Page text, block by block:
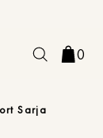
0
Sarja